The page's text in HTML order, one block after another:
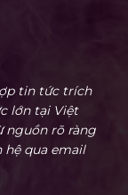
tin tức trích
lớn tại Việt
nguồn rõ ràng
hệ qua email